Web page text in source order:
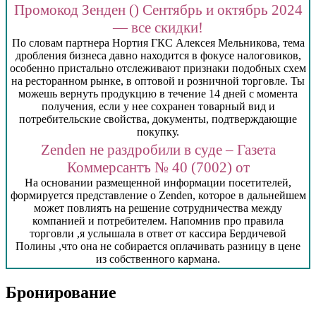
Промокод Зенден () Сентябрь и октябрь 2024
— все скидки!
По словам партнера Нортия ГКС Алексея Мельникова, тема
дробления бизнеса давно находится в фокусе налоговиков,
особенно пристально отслеживают признаки подобных схем
на ресторанном рынке, в оптовой и розничной торговле. Ты
можешь вернуть продукцию в течение 14 дней с момента
получения, если у нее сохранен товарный вид и
потребительские свойства, документы, подтверждающие
покупку.
Zenden не раздробили в суде – Газета
Коммерсантъ № 40 (7002) от
На основании размещенной информации посетителей,
формируется представление о Zenden, которое в дальнейшем
может повлиять на решение сотрудничества между
компанией и потребителем. Напомнив про правила
торговли ,я услышала в ответ от кассира Бердичевой
Полины ,что она не собирается оплачивать разницу в цене
из собственного кармана.
Бронирование